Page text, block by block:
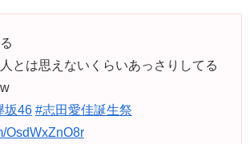
とは思えないくらいあっさりしてる
坂46 #志田愛佳誕生祭
OsdWxZnO8r